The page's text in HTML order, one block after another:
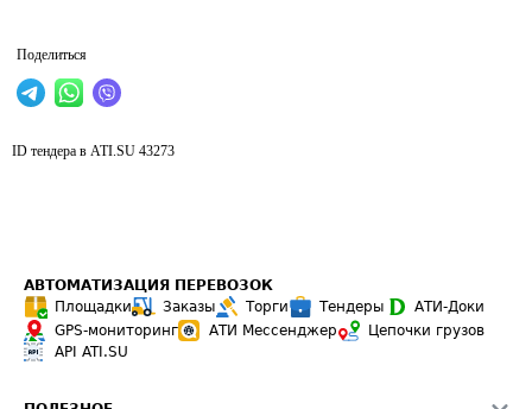
Поделиться
ID тендера в ATI.SU 43273
АВТОМАТИЗАЦИЯ ПЕРЕВОЗОК
Площадки
Заказы Торги Тендеры
АТИ-Доки
GPS-мониторинг
АТИ Мессенджер
Цепочки грузов
API ATI.SU